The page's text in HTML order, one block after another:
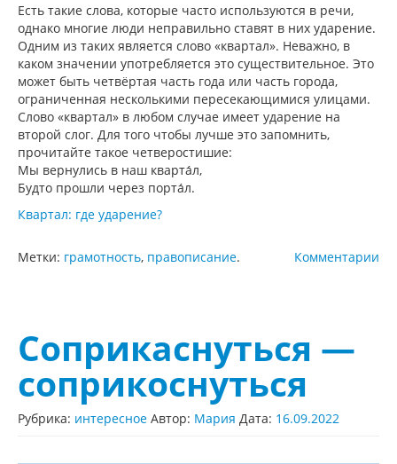
Есть такие слова, которые часто используются в речи,
однако многие люди неправильно ставят в них ударение.
Одним из таких является слово «квартал». Неважно, в
каком значении употребляется это существительное. Это
может быть четвёртая часть года или часть города,
ограниченная несколькими пересекающимися улицами.
Слово «квартал» в любом случае имеет ударение на
второй слог. Для того чтобы лучше это запомнить,
прочитайте такое четверостишие:
Мы вернулись в наш кварта́л,
Будто прошли через порта́л.
Квартал: где ударение?
Комментарии
Метки: грамотность, правописание.
Соприкаснуться —
соприкоснуться
Рубрика: интересное Автор: Мария Дата: 16.09.2022